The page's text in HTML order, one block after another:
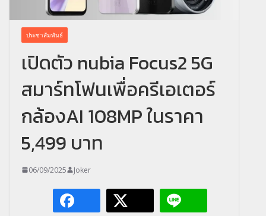
ประชาสัมพันธ์
เปิดตัว nubia Focus2 5G
สมาร์ทโฟนเพื่อครีเอเตอร์
กล้องAI 108MP ในราคา
5,499 บาท
06/09/2025 Joker